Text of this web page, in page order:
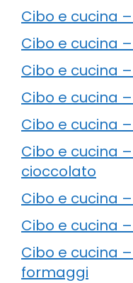
Cibo e cucina
Cibo e cucina
Cibo e cucina
Cibo e cucina
Cibo e cucina
Cibo e cucina
cioccolato
Cibo e cucina
Cibo e cucina
Cibo e cucina
formaggi